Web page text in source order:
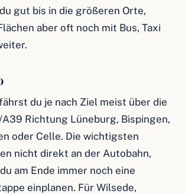
gut bis in die größeren Orte,
aber oft noch mit Bus, Taxi
du je nach Ziel meist über die
A39 Richtung Lüneburg, Bispingen,
oder Celle. Die wichtigsten
nicht direkt an der Autobahn,
am Ende immer noch eine
einplanen. Für Wilsede,